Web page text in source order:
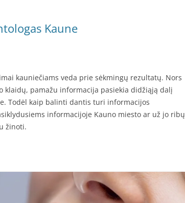
Kaune
kauniečiams veda prie sėkmingų rezultatų. Nors
klaidų, pamažu informacija pasiekia didžiąją dalį
Todėl kaip balinti dantis turi informacijos
informacijoje Kauno miesto ar už jo ribų
žinoti.